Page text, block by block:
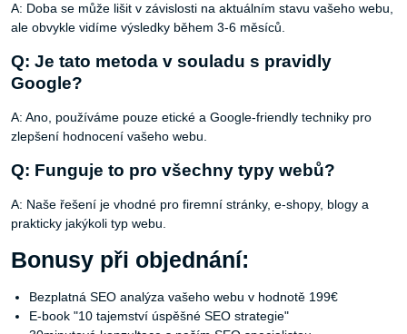
A: Doba se může lišit v závislosti na aktuálním stavu vašeho webu,
ale obvykle vidíme výsledky během 3-6 měsíců.
Q: Je tato metoda v souladu s pravidly
Google?
A: Ano, používáme pouze etické a Google-friendly techniky pro
zlepšení hodnocení vašeho webu.
Q: Funguje to pro všechny typy webů?
A: Naše řešení je vhodné pro firemní stránky, e-shopy, blogy a
prakticky jakýkoli typ webu.
Bonusy při objednání:
Bezplatná SEO analýza vašeho webu v hodnotě 199€
E-book "10 tajemství úspěšné SEO strategie"